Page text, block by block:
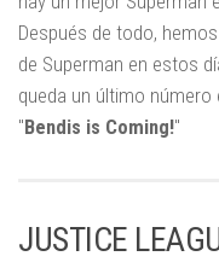
Después de todo,
de Superman en estos
queda un último número
"Bendis is Coming!"
JUSTICE